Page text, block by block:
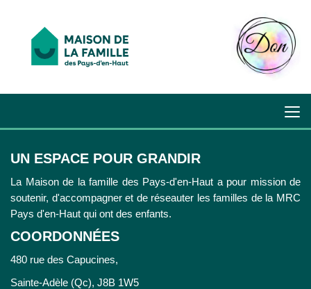
UN ESPACE POUR GRANDIR
La Maison de la famille des Pays-d'en-Haut a pour mission de
soutenir, d'accompagner et de réseauter les familles de la MRC
Pays d'en-Haut qui ont des enfants.
COORDONNÉES
480 rue des Capucines,
Sainte-Adèle (Qc), J8B 1W5